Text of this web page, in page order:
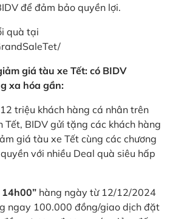
để đảm bảo quyền lợi.
quà tại
giá tàu xe Tết: có BIDV
xa hóa gần:
triệu khách hàng cá nhân trên
Tết, BIDV gửi tặng các khách hàng
giá tàu xe Tết cùng các chương
với nhiều Deal quà siêu hấp
hàng ngày từ 12/12/2024
ngay 100.000 đồng/giao dịch đặt